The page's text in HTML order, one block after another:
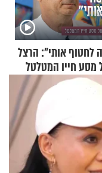
לחטוף אותי": הרצל
מסע חייו המטלטל